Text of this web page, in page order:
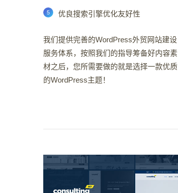
优良搜索引擎优化友好性
我们提供完善的WordPress外贸网站建设
服务体系，按照我们的指导筹备好内容素
材之后，您所需要做的就是选择一款优质
的WordPress主题！